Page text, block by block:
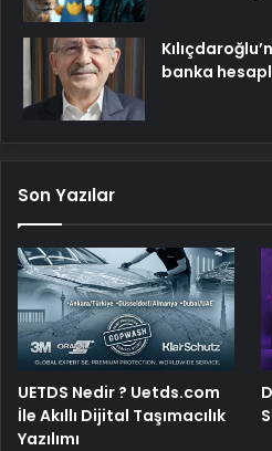
banka
Son Yazılar
UETDS Nedir ? Uetds.com
İle Akıllı Dijital Taşımacılık
Yazılımı